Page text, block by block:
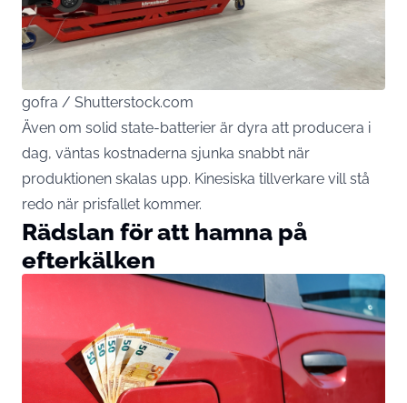
gofra / Shutterstock.com
Även om solid state-batterier är dyra att producera i
dag, väntas kostnaderna sjunka snabbt när
produktionen skalas upp. Kinesiska tillverkare vill stå
redo när prisfallet kommer.
Rädslan för att hamna på
efterkälken